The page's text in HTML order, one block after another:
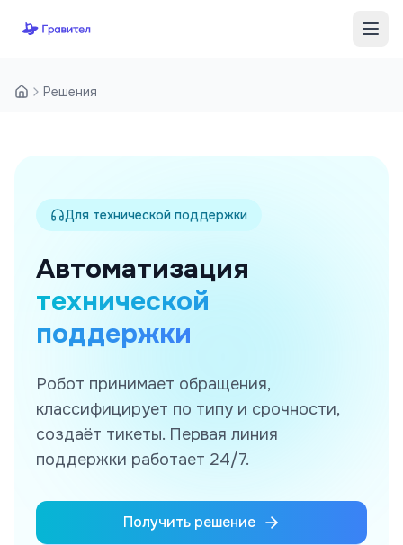
Решения
Для технической поддержки
Автоматизация
технической
поддержки
Робот принимает обращения,
классифицирует по типу и срочности,
создаёт тикеты. Первая линия
поддержки работает 24/7.
Получить решение